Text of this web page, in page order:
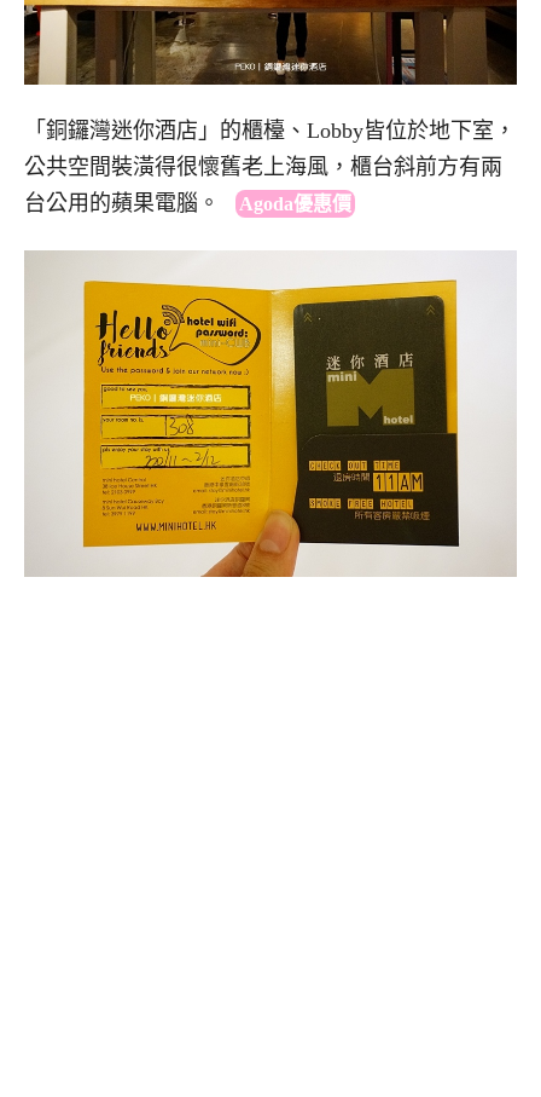
「銅鑼灣迷你酒店」的櫃檯、Lobby皆位於地下室，
公共空間裝潢得很懷舊老上海風，櫃台斜前方有兩
台公用的蘋果電腦。
Agoda優惠價